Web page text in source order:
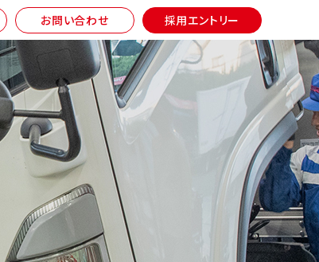
お問い合わせ 採用エントリー